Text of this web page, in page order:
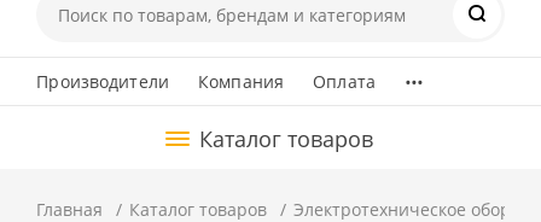
Производители Компания Оплата ...
Каталог товаров
Главная Каталог товаров Электротехническое